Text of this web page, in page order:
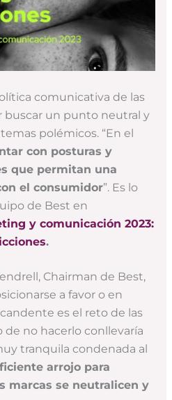
comunicativa de las
buscar un punto neutral y
polémicos. “En el
con posturas y
que permitan una
el consumidor”. Es lo
de Best en
y comunicación 2023:
.
Chairman de Best,
a favor o en
es el reto de las
de no hacerlo conllevaría
tranquila condenada al
arrojo para
marcas se neutralicen y